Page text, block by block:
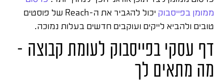
ממומן בפייסבוק
יכול להגביר את ה-Reach של פוסטים
טובים ולהביא לייקים ועוקבים חדשים בעלות נמוכה.
דף עסקי בפייסבוק לעומת קבוצה –
מה מתאים לך